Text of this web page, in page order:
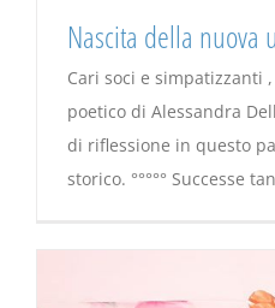
Nascita della nuova
Cari soci e simpatizzanti
poetico di Alessandra
di riflessione in questo
storico. °°°°° Successe